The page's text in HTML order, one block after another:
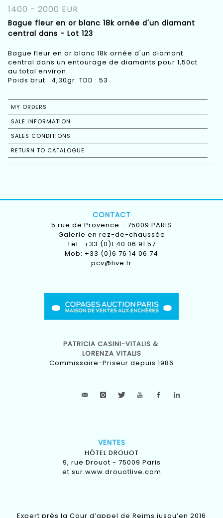
1400 - 2000 EUR
Bague fleur en or blanc 18k ornée d'un diamant
central dans - Lot 123
Bague fleur en or blanc 18k ornée d'un diamant
central dans un entourage de diamants pour 1,50ct
au total environ.
Poids brut : 4,30gr. TDD : 53
MY ORDERS
SALE INFORMATION
SALES CONDITIONS
RETURN TO CATALOGUE
CONTACT
5 rue de Provence - 75009 PARIS
Galerie en rez-de-chaussée
Tel.: +33 (0)1 40 06 91 57
Mob: +33 (0)6 76 14 06 74
pcv@live.fr
PATRICIA CASINI-VITALIS &
LORENZA VITALIS
Commissaire-Priseur depuis 1986
VENTES
HÔTEL DROUOT
9, rue Drouot - 75009 Paris
et sur www.drouotlive.com
Expert près la Cour d’appel de Reims jusqu’en 2016